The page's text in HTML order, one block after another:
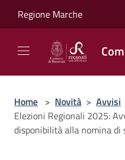
Regione Marche
Home > Novità > Avvisi
Elezioni Regionali 2025:
disponibilità alla nomina di